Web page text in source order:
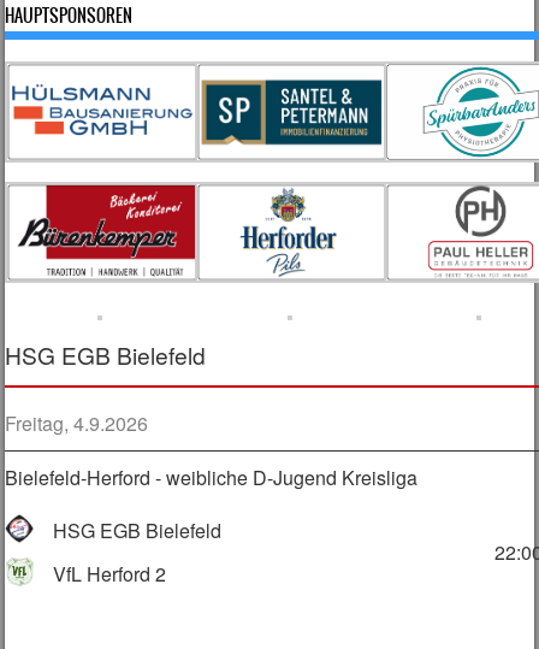
HAUPTSPONSOREN
HSG EGB Bielefeld
Freitag, 4.9.2026
Bielefeld-Herford - weibliche D-Jugend Kreisliga
HSG EGB Bielefeld
VfL Herford 2